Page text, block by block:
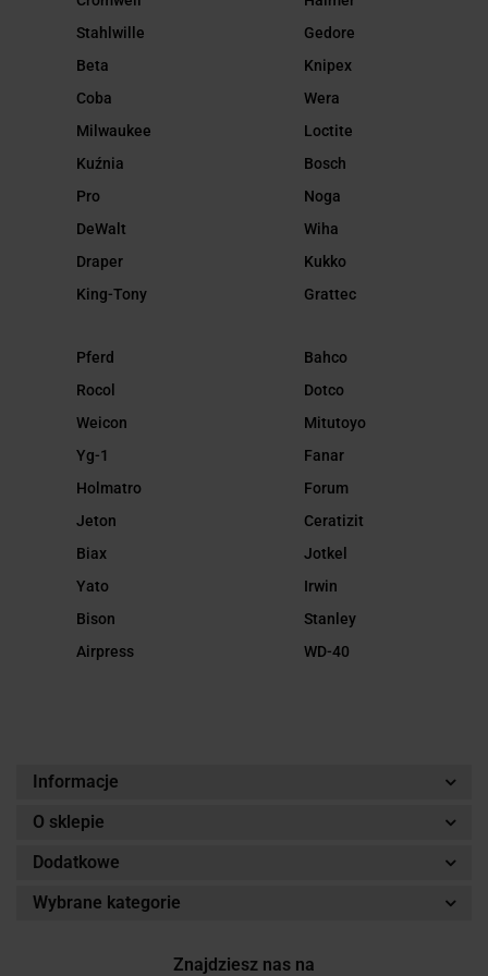
Stahlwille
Beta
Coba
Milwaukee
Kuźnia
Pro
DeWalt
Draper
King-Tony
Gedore
Knipex
Wera
Loctite
Bosch
Noga
Wiha
Kukko
Grattec
Pferd
Rocol
Weicon
Yg-1
Holmatro
Jeton
Biax
Yato
Bison
Airpress
Bahco
Dotco
Mitutoyo
Fanar
Forum
Ceratizit
Jotkel
Irwin
Stanley
WD-40
Informacje
O sklepie
Dodatkowe
Wybrane kategorie
Znajdziesz nas na